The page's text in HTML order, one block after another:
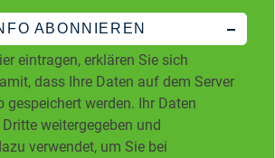
ABONNIEREN
eintragen, erklären Sie sich
dass Ihre Daten auf dem Server
werden. Ihr Daten
weitergegeben und
verwendet, um Sie bei